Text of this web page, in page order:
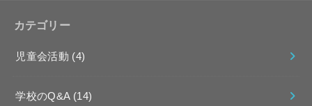
カテゴリー
児童会活動 (4)
学校のQ&A (14)